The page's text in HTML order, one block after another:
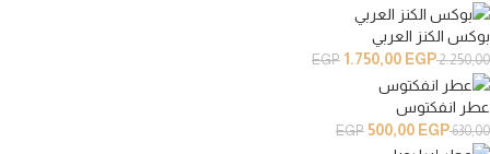
بوكس الكنز العربي
2.250,00
EGP 1.750,00 EGP
عطر انفكتوس
630,00
EGP 500,00 EGP